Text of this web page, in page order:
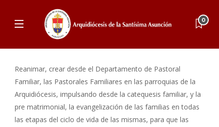
0
Reanimar, crear desde el Departamento de Pastoral
Familiar, las Pastorales Familiares en las parroquias de la
Arquidiócesis, impulsando desde la catequesis familiar, y la
pre matrimonial, la evangelización de las familias en todas
las etapas del ciclo de vida de las mismas, para que las